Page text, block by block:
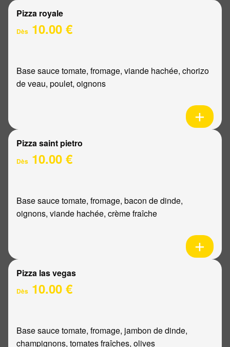
Pizza royale
Dès 10.00 €
Base sauce tomate, fromage, viande hachée, chorizo
de veau, poulet, oignons
Pizza saint pietro
Dès 10.00 €
Base sauce tomate, fromage, bacon de dinde,
oignons, viande hachée, crème fraîche
Pizza las vegas
Dès 10.00 €
Base sauce tomate, fromage, jambon de dinde,
champignons, tomates fraîches, olives